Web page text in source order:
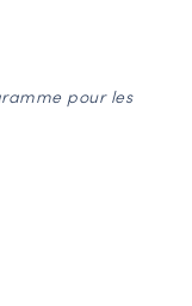
pour les